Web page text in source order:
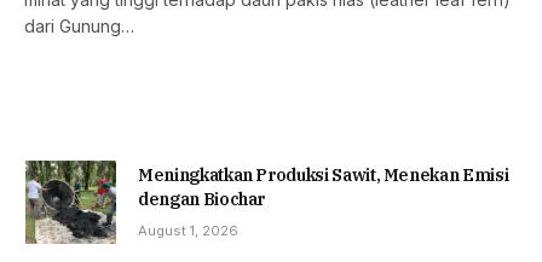
dari Gunung…
Meningkatkan Produksi Sawit, Menekan Emisi
dengan Biochar
August 1, 2026